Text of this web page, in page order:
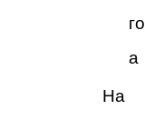
а
На